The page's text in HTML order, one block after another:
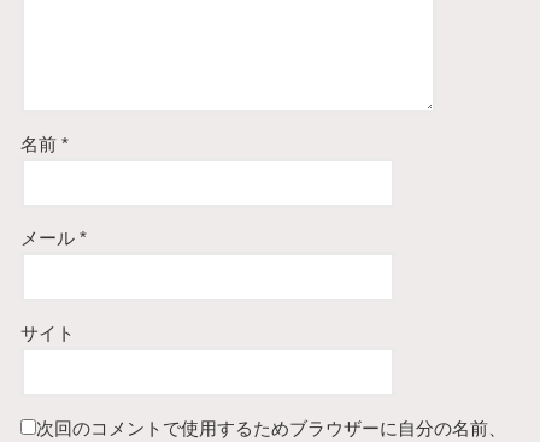
名前*
メール*
サイト
次回のコメントで使用するためブラウザーに自分の名前、